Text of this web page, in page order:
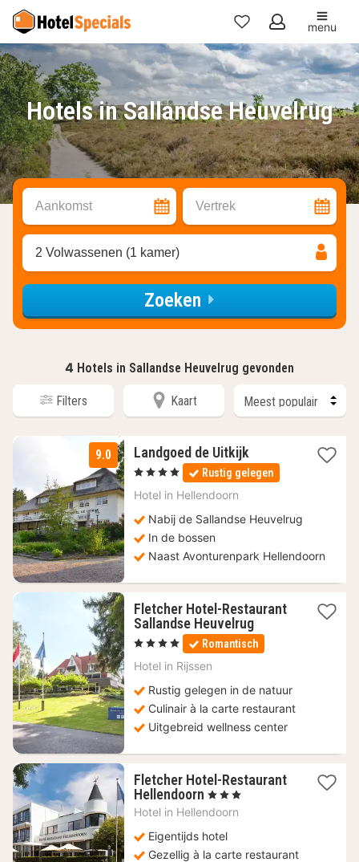
Mijn
favorieten
menu
Hotels in Sallandse Heuvelrug
Aankomst Vertrek
2 Volwassenen (1 kamer)
Zoeken
4 Hotels in Sallandse Heuvelrug gevonden
Filters Kaart
9.0 Landgoed de Uitkijk1
nacht
vanaf
, 4 Sterren Rustig gelegen
Hotel in Hellendoorn
Nabij de Sallandse Heuvelrug
In de bossen
Naast Avonturenpark Hellendoorn
Fletcher Hotel-Restaurant
Sallandse Heuvelrug1
nacht
vanaf
, 4 Sterren Romantisch
Hotel in Rijssen
Rustig gelegen in de natuur
Culinair à la carte restaurant
Uitgebreid wellness center
Fletcher Hotel-Restaurant
Hellendoorn 1
nacht
93
€
, 3 Sterren
Hotel in Hellendoorn
Eigentijds hotel
Gezellig à la carte restaurant